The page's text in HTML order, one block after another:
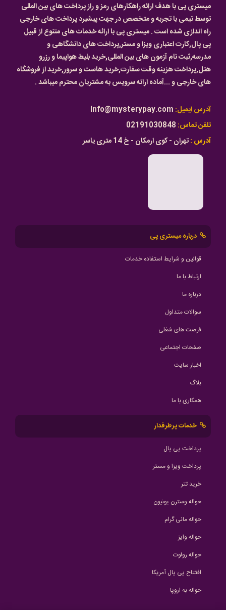
میستری پی با هدف ارائه راهکارهای رمز و راز پرداخت های بین المللی
توسط تیمی با تجربه و متخصص در جهت پیشبرد پرداخت های خارجی
راه اندازی شده است . میستری پی با ارائه خدمات های متنوع از قبیل
پی پال,کارت اعتباری ویزا و مستر,پرداخت های دانشگاهی و
مدرسه,ثبت نام آزمون های بین المللی,خرید بلیط هواپیما و رزرو
هتل,پرداخت هزینه وقت سفارت,خرید هاست و سرور,خرید از فروشگاه
های خارجی و ...آماده ارائه سرویس به مشتریان محترم میباشد .
آدرس ایمیل: Info@mysterypay.com
تلفن تماس: 02191030848
آدرس :تهران - کوی ارمکان - خ 14 متری یاسر
درباره میستری پی
قوانین و شرایط استفاده خدمات
ارتباط با ما
درباره ما
سوالات متداول
فرصت های شغلی
صفحات اجتماعی
اخبار سایت
بلاگ
همکاری با ما
خدمات پرطرفدار
پرداخت پی پال
پرداخت ویزا و مستر
خرید تتر
حواله وسترن یونیون
حواله مانی گرام
حواله وایز
حواله رولوت
افتتاح پی پال آمریکا
حواله به اروپا